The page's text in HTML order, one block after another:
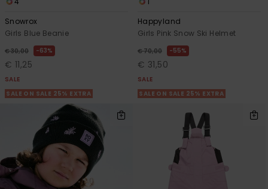
Snowrox
Girls Blue Beanie
€ 30,00 63%
€ 11,25
SALE
SALE ON SALE 25% EXTRA
Happyland
Girls Pink Snow Ski Helmet
€ 70,00 55%
€ 31,50
SALE
SALE ON SALE 25% EXTRA